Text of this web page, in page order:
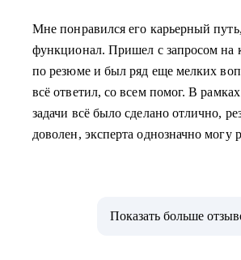
Мне понравился его карьерный
функционал. Пришел с запросом на
по резюме и был ряд еще мелких
всё ответил, со всем помог. В
задачи всё было сделано отлично,
доволен, эксперта однозначно могу
Показать больше